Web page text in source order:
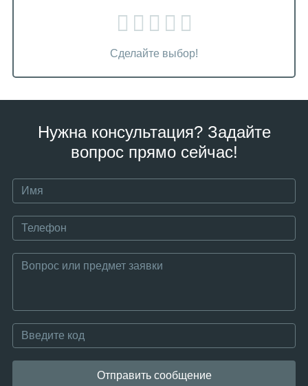
Сделайте выбор!
Нужна консультация? Задайте
вопрос прямо сейчас!
Отправить сообщение